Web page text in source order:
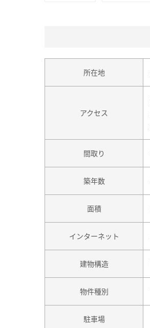
所在地
アクセス
間取り
築年数
面積
インターネット
建物構造
物件種別
駐車場